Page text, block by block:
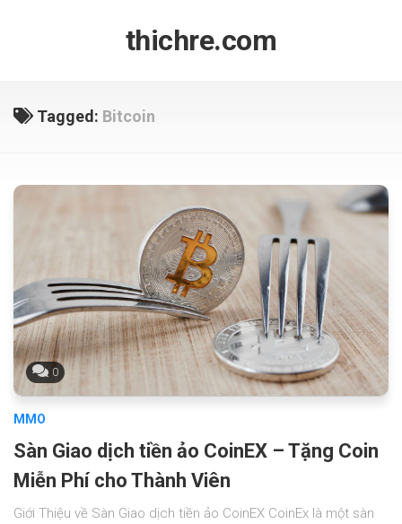
thichre.com
Tagged: Bitcoin
0
MMO
Sàn Giao dịch tiền ảo CoinEX – Tặng Coin
Miễn Phí cho Thành Viên
Giới Thiệu về Sàn Giao dịch tiền ảo CoinEX CoinEx là một sàn